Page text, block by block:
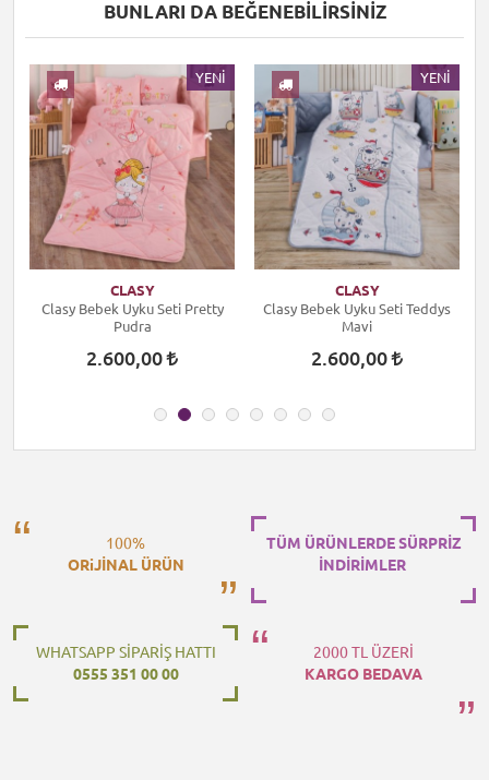
BUNLARI DA BEĞENEBILIRSINIZ
YENI
CLASY
Clasy Bebek Uyku Seti Pretty
Pudra
2.600,00
YENI
CLASY
Clasy Bebek Uyku Seti Teddys
Mavi
2.600,00
100%
ORiJİNAL ÜRÜN
TÜM ÜRÜNLERDE SÜRPRİZ
İNDİRİMLER
WHATSAPP SİPARİŞ HATTI
0555 351 00 00
2000 TL ÜZERİ
KARGO BEDAVA